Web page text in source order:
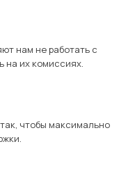
нам не работать с
на их комиссиях.
чтобы максимально